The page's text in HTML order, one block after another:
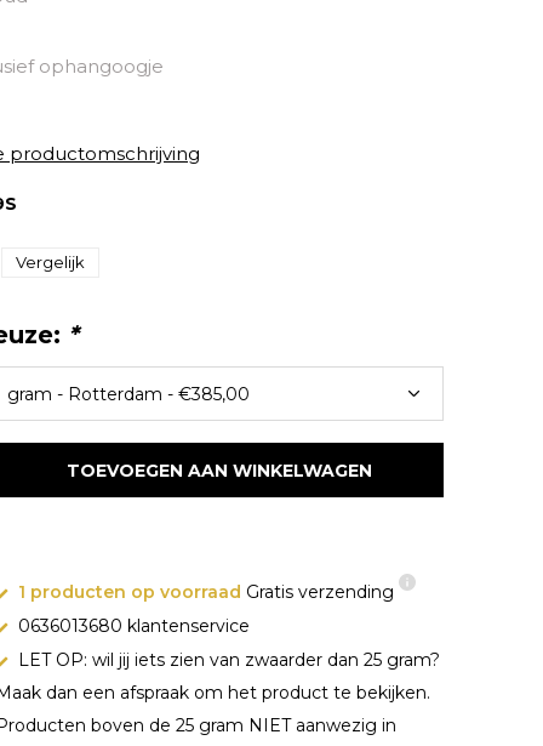
ophangoogje
productomschrijving
Vergelijk
*
TOEVOEGEN AAN WINKELWAGEN
1 producten op voorraad Gratis verzending
0636013680 klantenservice
LET OP: wil jij iets zien van zwaarder dan 25 gram?
dan een afspraak om het product te bekijken.
boven de 25 gram NIET aanwezig in